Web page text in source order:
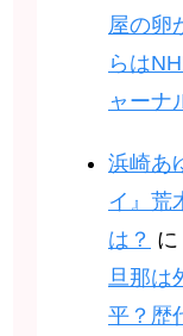
屋の卵
らは
ャーナ
浜崎あ
イ』荒
は？ に
旦那は
平？歴